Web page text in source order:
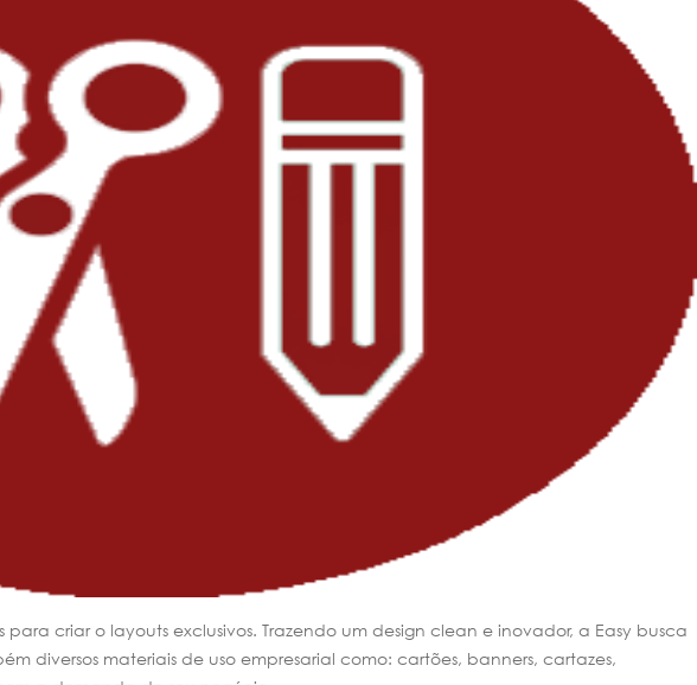
criar o layouts exclusivos. Trazendo um design clean e inovador, a Easy busca
diversos materiais de uso empresarial como: cartões, banners, cartazes,